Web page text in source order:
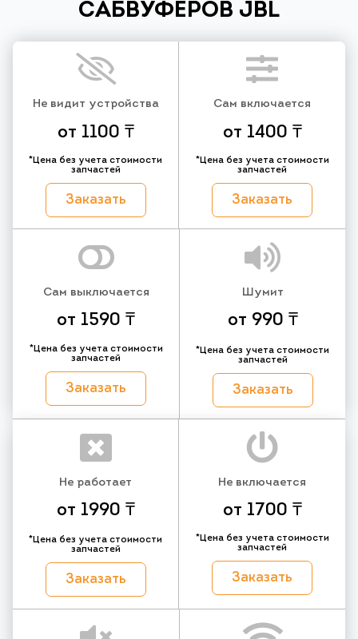
САБВУФЕРОВ JBL
Не видит устройства
от 1100 ₸
*Цена без учета стоимости
запчастей
Заказать
Сам включается
от 1400 ₸
*Цена без учета стоимости
запчастей
Заказать
Сам выключается
от 1590 ₸
*Цена без учета стоимости
запчастей
Заказать
Шумит
от 990 ₸
*Цена без учета стоимости
запчастей
Заказать
Не работает
от 1990 ₸
*Цена без учета стоимости
запчастей
Заказать
Не включается
от 1700 ₸
*Цена без учета стоимости
запчастей
Заказать